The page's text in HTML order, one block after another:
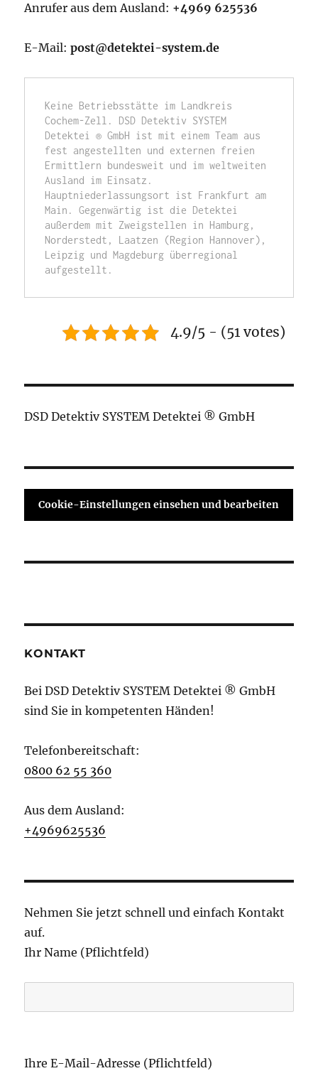
Anrufer aus dem Ausland: +4969 625536
E-Mail:post@detektei-system.de
Keine Betriebsstätte im Landkreis
Cochem-Zell. DSD Detektiv SYSTEM
Detektei ® GmbH ist mit einem Team aus
fest angestellten und externen freien
Ermittlern bundesweit und im weltweiten
Ausland im Einsatz.
Hauptniederlassungsort ist Frankfurt am
Main. Gegenwärtig ist die Detektei
außerdem mit Zweigstellen in Hamburg,
Norderstedt, Laatzen (Region Hannover),
Leipzig und Magdeburg überregional
aufgestellt.
4.9/5 - (51 votes)
DSD Detektiv SYSTEM Detektei ® GmbH
Cookie-Einstellungen einsehen und bearbeiten
KONTAKT
Bei DSD Detektiv SYSTEM Detektei ® GmbH
sind Sie in kompetenten Händen!
Telefonbereitschaft:
0800 62 55 360
Aus dem Ausland:
+4969625536
Nehmen Sie jetzt schnell und einfach Kontakt
auf.
Ihr Name (Pflichtfeld)
i
Ihre E-Mail-Adresse (Pflichtfeld)